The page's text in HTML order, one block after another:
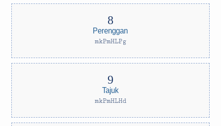
Perenggan
mkPmHLPg
Tajuk
mkPmHLHd